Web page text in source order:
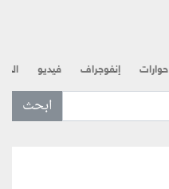
حوارات إنفوجراف فيديو